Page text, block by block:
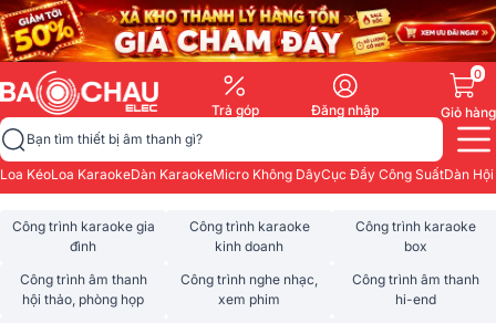
Trả góp Đăng nhập
0
Giỏ hàng
Bạn tìm thiết bị âm thanh gì?
Loa KéoLoa KaraokeDàn KaraokeMicro Không DâyCục Đẩy Công SuấtDàn
Công trình karaoke gia
đình
Công trình karaoke
kinh doanh
Công trình karaoke
box
Công trình âm thanh
hội thảo, phòng họp
Công trình nghe nhạc,
xem phim
Công trình âm thanh
hi-end